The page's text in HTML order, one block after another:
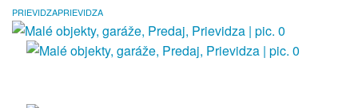
PRIEVIDZAPRIEVIDZA